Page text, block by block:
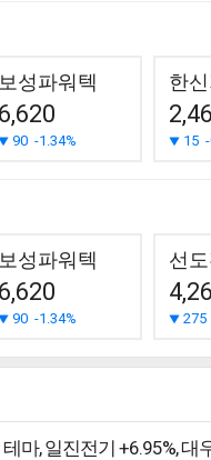
보성파워텍
6,620
90 -1.34%
한
15
보성파워텍
6,620
90 -1.34%
선
275
마, 일진전기 +6.95%, 대